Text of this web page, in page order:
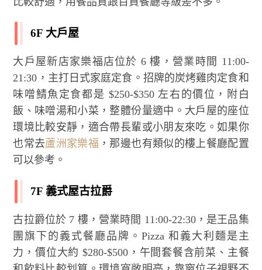
6F 大戶屋
大戶屋新店家樂福店位於 6 樓，營業時間 11:00-
21:30，主打日式家庭定食。招牌的炭烤雞肉定食和
味噌鯖魚定食都是 $250-$350 左右的價位，附白
飯、味噌湯和小菜，整體份量適中。大戶屋的座位
環境比較安靜，適合帶長輩或小朋友來吃。如果你
也常去蘆洲家樂福 ，那邊也有類似的樓上餐廳配置
可以參考。
7F 義式屋古拉爵
古拉爵位於 7 樓，營業時間 11:00-22:30，是王品集
團旗下的義式餐廳品牌。Pizza 和義大利麵是主
力，價位大約 $280-$500，午間套餐含前菜、主餐